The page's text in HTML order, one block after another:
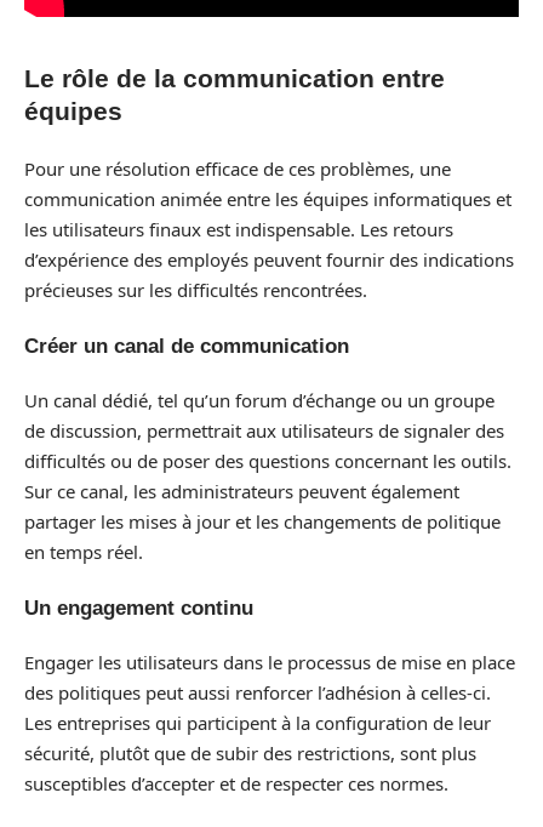
Le rôle de la communication entre
équipes
Pour une résolution efficace de ces problèmes, une
communication animée entre les équipes informatiques et
les utilisateurs finaux est indispensable. Les retours
d’expérience des employés peuvent fournir des indications
précieuses sur les difficultés rencontrées.
Créer un canal de communication
Un canal dédié, tel qu’un forum d’échange ou un groupe
de discussion, permettrait aux utilisateurs de signaler des
difficultés ou de poser des questions concernant les outils.
Sur ce canal, les administrateurs peuvent également
partager les mises à jour et les changements de politique
en temps réel.
Un engagement continu
Engager les utilisateurs dans le processus de mise en place
des politiques peut aussi renforcer l’adhésion à celles-ci.
Les entreprises qui participent à la configuration de leur
sécurité, plutôt que de subir des restrictions, sont plus
susceptibles d’accepter et de respecter ces normes.